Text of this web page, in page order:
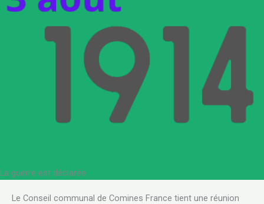
La guerre est déclarée.
Le Conseil communal de Comines France tient une réunion